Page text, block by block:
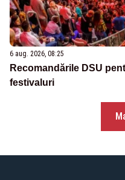
6 aug. 2026, 08:25
Recomandările DSU
festivaluri